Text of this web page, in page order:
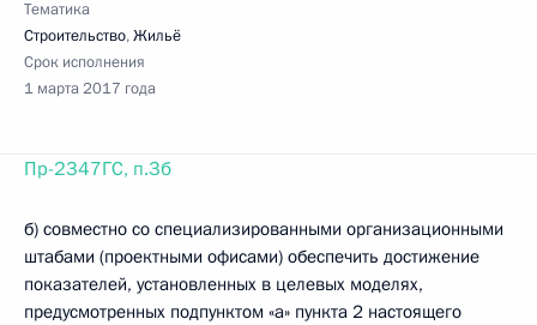
Тематика
Строительство,Жильё
Срок исполнения
1 марта 2017 года
Пр-2347ГС, п.3б
б) совместно со специализированными организационными
штабами (проектными офисами) обеспечить достижение
показателей, установленных в целевых моделях,
предусмотренных подпунктом «а» пункта 2 настоящего